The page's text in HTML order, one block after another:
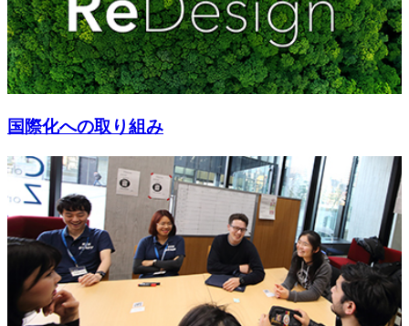
国際化への取り組み